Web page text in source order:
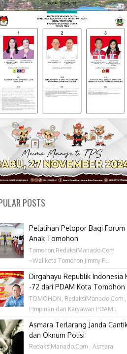
POSTS
Pelatihan Pelopor Bagi Forum
Anak Tomohon
Tomohon,RedaksiManado.Com
~Walikota Tomohon Jimmy F...
Dirgahayu Republik Indonesia
-72 dari PDAM Kota Tomohon
TOMOHON, RedaksiManado.Com ,
Pimpinan dan Karyawan PDAM...
Asmara Terlarang Janda
dan Oknum Polisi
RedaksiManado.Com - Asmara